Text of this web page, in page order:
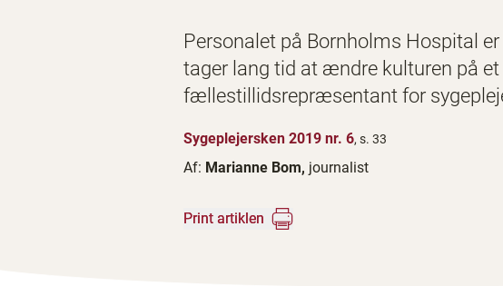
Personalet på Bornholms Hospital
tager lang tid at ændre kulturen på
fællestillidsrepræsentant for
Sygeplejersken 2019 nr. 6, s. 33
Af: Marianne Bom, journalist
Print artiklen